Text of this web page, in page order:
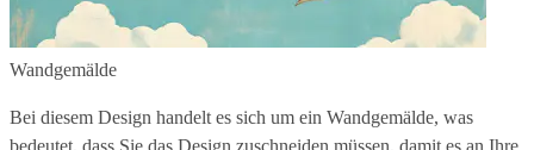
Wandgemälde
Bei diesem Design handelt es sich um ein Wandgemälde, was
bedeutet, dass Sie das Design zuschneiden müssen, damit es an Ihre